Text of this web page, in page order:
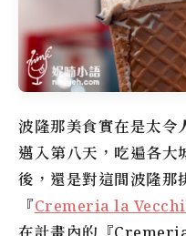
波隆那美食實在是太令
邁入第八天，吃遍各
後，還是對這間波隆
『Cremeria la